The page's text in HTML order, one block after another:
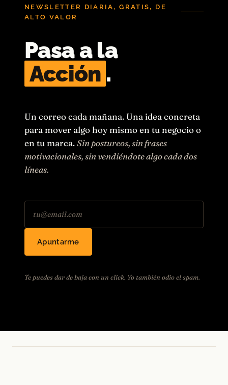
NEWSLETTER DIARIA, GRATIS, DE
ALTO VALOR
Pasa a la
Acción .
Un correo cada mañana. Una idea concreta
para mover algo hoy mismo en tu negocio o
en tu marca.Sin postureos, sin frases
motivacionales, sin vendiéndote algo cada dos
líneas.
Apuntarme
Te puedes dar de baja con un click. Yo también odio el spam.